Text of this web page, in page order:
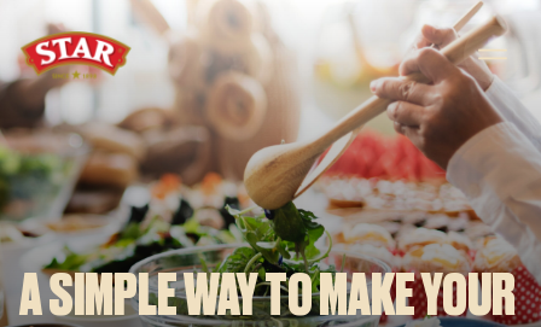
Skip to content
A SIMPLE WAY TO MAKE YOUR